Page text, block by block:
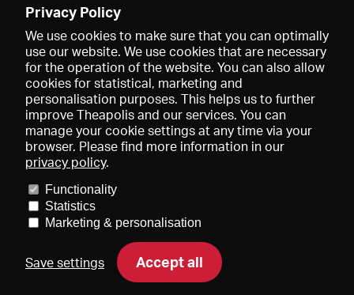
Données médiatiques
Conditions générales de vente
Contact
Aide Newsletter
Privacy Policy
We use cookies to make sure that you can optimally
use our website. We use cookies that are necessary
for the operation of the website. You can also allow
cookies for statistical, marketing and
personalisation purposes. This helps us to further
improve Theapolis and our services. You can
manage your cookie settings at any time via your
browser. Please find more information in our
privacy policy.
Functionality
Statistics
Marketing & personalisation
Save settings Accept all